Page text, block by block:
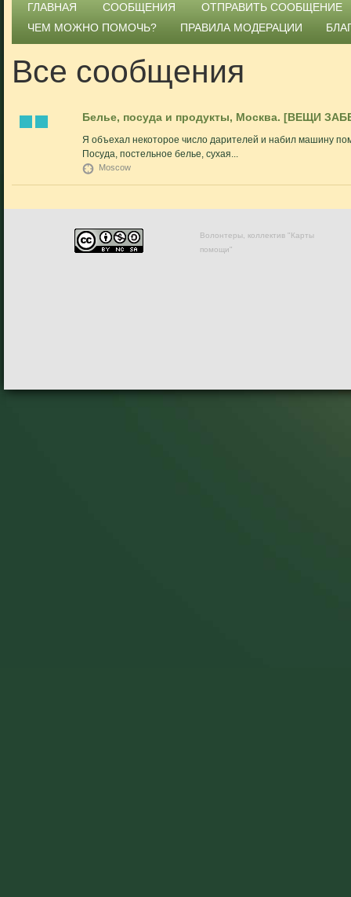
ГЛАВНАЯ СООБЩЕНИЯ
ОТПРАВИТЬ СООБЩЕНИЕ
ЧЕМ МОЖНО ПОМОЧЬ?
ПРАВИЛА МОДЕРАЦИИ
Все сообщения
Белье, посуда и продукты, Москва. [ВЕЩИ
Я объехал некоторое число дарителей и набил машину
Посуда, постельное белье, сухая...
Moscow
Волонтеры, коллектив "Карты
помощи"